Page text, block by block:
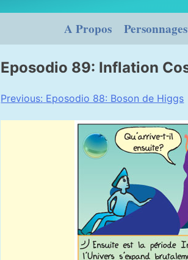
A Propos Personnages
Eposodio 89: Inflation
Navigation
de
Previous: Eposodio 88: Boson de Higgs